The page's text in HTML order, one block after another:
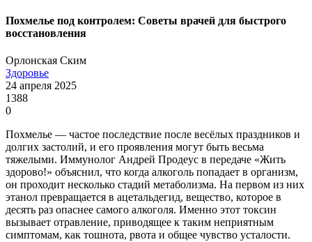
Похмелье под контролем: Советы врачей для быстрого
восстановления
Орлонская Ским
Здоровье
24 апреля 2025
1388
0
Похмелье — частое последствие после весёлых праздников и
долгих застолий, и его проявления могут быть весьма
тяжелыми. Иммунолог Андрей Продеус в передаче «Жить
здорово!» объяснил, что когда алкоголь попадает в организм,
он проходит несколько стадий метаболизма. На первом из них
этанол превращается в ацетальдегид, вещество, которое в
десять раз опаснее самого алкоголя. Именно этот токсин
вызывает отравление, приводящее к таким неприятным
симптомам, как тошнота, рвота и общее чувство усталости.